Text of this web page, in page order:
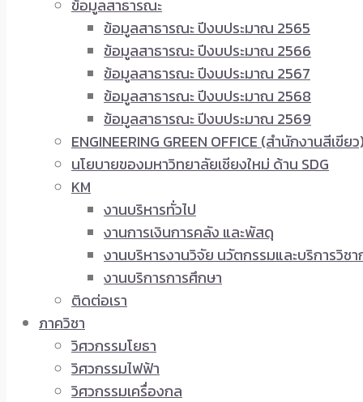
ข้อมูลสาธารณะ
ข้อมูลสาธารณะ ปีงบประมาณ 2565
ข้อมูลสาธารณะ ปีงบประมาณ 2566
ข้อมูลสาธารณะ ปีงบประมาณ 2567
ข้อมูลสาธารณะ ปีงบประมาณ 2568
ข้อมูลสาธารณะ ปีงบประมาณ 2569
ENGINEERING GREEN OFFICE (สำนักงานสีเขีย
นโยบายของมหาวิทยาลัยเชียงใหม่ ด้าน SDG
KM
งานบริหารทั่วไป
งานการเงินการคลัง และพัสดุ
งานบริหารงานวิจัย นวัตกรรมและบริการวิชา
งานบริการการศึกษา
ติดต่อเรา
ภาควิชา
วิศวกรรมโยธา
วิศวกรรมไฟฟ้า
วิศวกรรมเครื่องกล